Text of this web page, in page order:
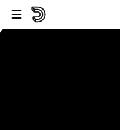
Saltar al reproductor
Saltar al contenido principal